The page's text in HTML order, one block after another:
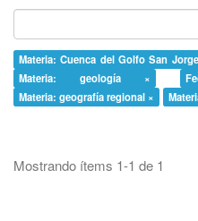
Materia: Cuenca del Golfo San
Materia: geología ×
Materia: geografía regional ×
Mostrando ítems 1-1 de 1